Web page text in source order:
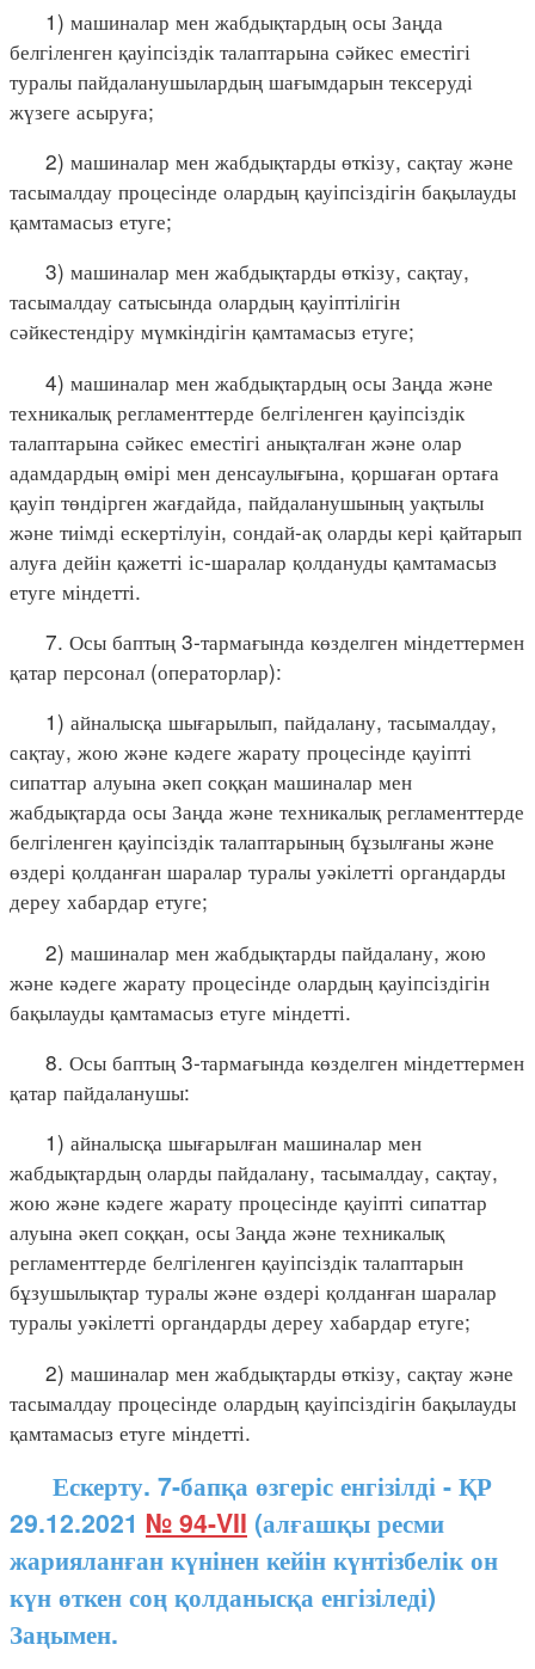
1) машиналар мен жабдықтардың осы Заңда
белгіленген қауіпсіздік талаптарына сәйкес еместігі
туралы пайдаланушылардың шағымдарын тексеруді
жүзеге асыруға;
2) машиналар мен жабдықтарды өткізу, сақтау және
тасымалдау процесінде олардың қауіпсіздігін бақылауды
қамтамасыз етуге;
3) машиналар мен жабдықтарды өткізу, сақтау,
тасымалдау сатысында олардың қауіптілігін
сәйкестендіру мүмкіндігін қамтамасыз етуге;
4) машиналар мен жабдықтардың осы Заңда және
техникалық регламенттерде белгіленген қауіпсіздік
талаптарына сәйкес еместігі анықталған және олар
адамдардың өмірі мен денсаулығына, қоршаған ортаға
қауіп төндірген жағдайда, пайдаланушының уақтылы
және тиімді ескертілуін, сондай-ақ оларды кері қайтарып
алуға дейін қажетті іс-шаралар қолдануды қамтамасыз
етуге міндетті.
7. Осы баптың 3-тармағында көзделген міндеттермен
қатар персонал (операторлар):
1) айналысқа шығарылып, пайдалану, тасымалдау,
сақтау, жою және кәдеге жарату процесінде қауіпті
сипаттар алуына әкеп соққан машиналар мен
жабдықтарда осы Заңда және техникалық регламенттерде
белгіленген қауіпсіздік талаптарының бұзылғаны және
өздері қолданған шаралар туралы уәкілетті органдарды
дереу хабардар етуге;
2) машиналар мен жабдықтарды пайдалану, жою
және кәдеге жарату процесінде олардың қауіпсіздігін
бақылауды қамтамасыз етуге міндетті.
8. Осы баптың 3-тармағында көзделген міндеттермен
қатар пайдаланушы:
1) айналысқа шығарылған машиналар мен
жабдықтардың оларды пайдалану, тасымалдау, сақтау,
жою және кәдеге жарату процесінде қауіпті сипаттар
алуына әкеп соққан, осы Заңда және техникалық
регламенттерде белгіленген қауіпсіздік талаптарын
бұзушылықтар туралы және өздері қолданған шаралар
туралы уәкілетті органдарды дереу хабардар етуге;
2) машиналар мен жабдықтарды өткізу, сақтау және
тасымалдау процесінде олардың қауіпсіздігін бақылауды
қамтамасыз етуге міндетті.
Ескерту. 7-бапқа өзгеріс енгізілді - ҚР
29.12.2021 № 94-VII (алғашқы ресми
жарияланған күнінен кейін күнтізбелік он
күн өткен соң қолданысқа енгізіледі)
Заңымен.